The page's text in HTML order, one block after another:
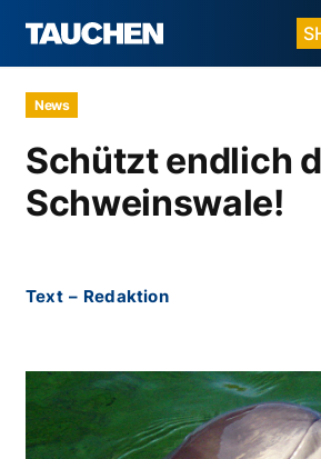
News
Schützt endlich
Schweinswale!
Text – Redaktion